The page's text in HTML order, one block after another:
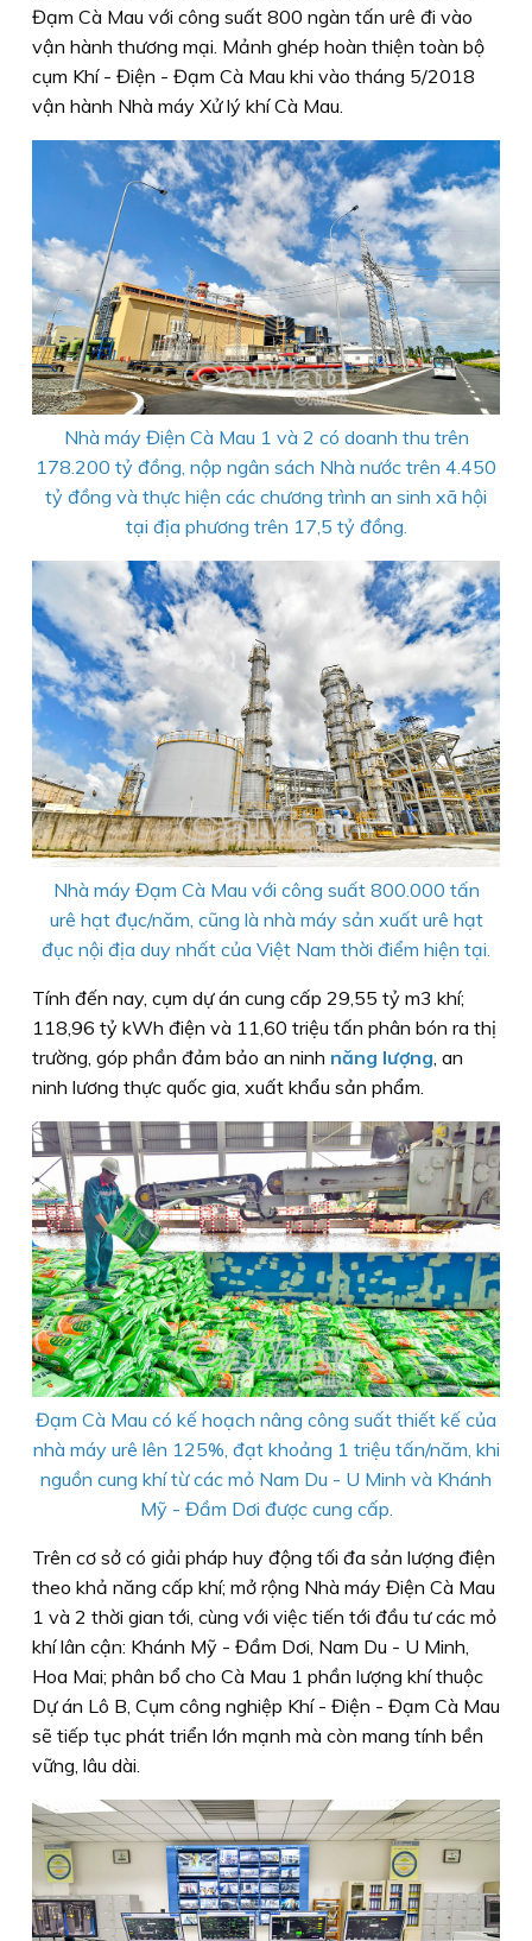
Đạm Cà Mau với công suất 800 ngàn tấn urê đi vào
vận hành thương mại. Mảnh ghép hoàn thiện toàn bộ
cụm Khí - Điện - Đạm Cà Mau khi vào tháng 5/2018
vận hành Nhà máy Xử lý khí Cà Mau.
Nhà máy Điện Cà Mau 1 và 2 có doanh thu trên
178.200 tỷ đồng, nộp ngân sách Nhà nước trên 4.450
tỷ đồng và thực hiện các chương trình an sinh xã hội
tại địa phương trên 17,5 tỷ đồng.
Nhà máy Đạm Cà Mau với công suất 800.000 tấn
urê hạt đục/năm, cũng là nhà máy sản xuất urê hạt
đục nội địa duy nhất của Việt Nam thời điểm hiện tại.
Tính đến nay, cụm dự án cung cấp 29,55 tỷ m3 khí;
118,96 tỷ kWh điện và 11,60 triệu tấn phân bón ra thị
trường, góp phần đảm bảo an ninh năng lượng, an
ninh lương thực quốc gia, xuất khẩu sản phẩm.
Đạm Cà Mau có kế hoạch nâng công suất thiết kế của
nhà máy urê lên 125%, đạt khoảng 1 triệu tấn/năm, khi
nguồn cung khí từ các mỏ Nam Du - U Minh và Khánh
Mỹ - Đầm Dơi được cung cấp.
Trên cơ sở có giải pháp huy động tối đa sản lượng điện
theo khả năng cấp khí; mở rộng Nhà máy Điện Cà Mau
1 và 2 thời gian tới, cùng với việc tiến tới đầu tư các mỏ
khí lân cận: Khánh Mỹ - Đầm Dơi, Nam Du - U Minh,
Hoa Mai; phân bổ cho Cà Mau 1 phần lượng khí thuộc
Dự án Lô B, Cụm công nghiệp Khí - Điện - Đạm Cà Mau
sẽ tiếp tục phát triển lớn mạnh mà còn mang tính bền
vững, lâu dài.